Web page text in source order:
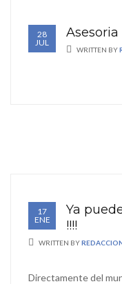
28
JUL
Asesoria
WRITTEN BY
17
ENE
Ya
!!!!
WRITTEN BY
Directamente del